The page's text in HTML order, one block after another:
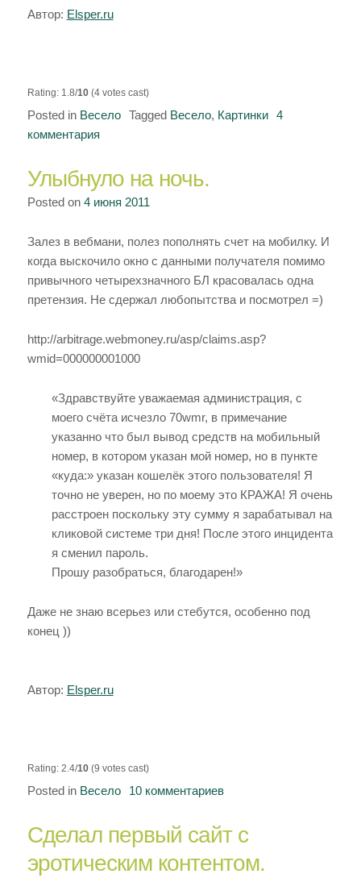
Автор: Elsper.ru
Rating: 1.8/10(4 votes cast)
Posted in Весело Tagged Весело, Картинки
4
комментария
Комикс
Улыбнуло на ночь.
Posted on 4 июня 2011
Залез в вебмани, полез пополнять счет на мобилку. И
когда выскочило окно с данными получателя помимо
привычного четырехзначного БЛ красовалась одна
претензия. Не сдержал любопытства и посмотрел =)
http://arbitrage.webmoney.ru/asp/claims.asp?
wmid=000000001000
«Здравствуйте уважаемая администрация, с
моего счёта исчезло 70wmr, в примечание
указанно что был вывод средств на мобильный
номер, в котором указан мой номер, но в пункте
«куда:» указан кошелёк этого пользователя! Я
точно не уверен, но по моему это КРАЖА! Я очень
расстроен поскольку эту сумму я зарабатывал на
кликовой системе три дня! После этого инцидента
я сменил пароль.
Прошу разобраться, благодарен!»
Даже не знаю всерьез или стебутся, особенно под
конец ))
Автор: Elsper.ru
Rating: 2.4/10(9 votes cast)
Posted in Весело 10 комментариевк
Улыбнуло
ночь.
Сделал первый сайт с
эротическим контентом.